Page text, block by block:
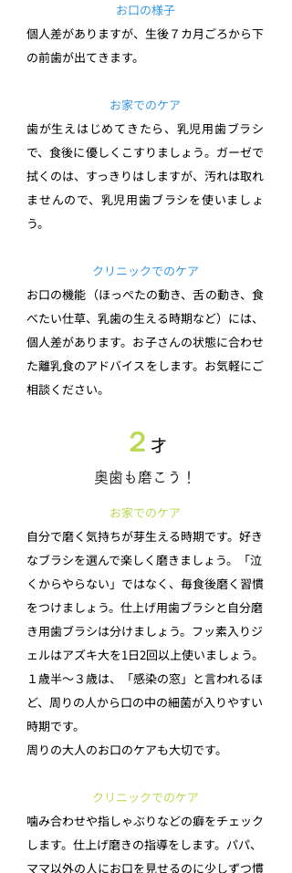
お口の様子
個人差がありますが、生後７カ月ごろから下
の前歯が出てきます。
お家でのケア
歯が生えはじめてきたら、乳児用歯ブラシ
で、食後に優しくこすりましょう。ガーゼで
拭くのは、すっきりはしますが、汚れは取れ
ませんので、乳児用歯ブラシを使いましょ
う。
クリニックでのケア
お口の機能（ほっぺたの動き、舌の動き、食
べたい仕草、乳歯の生える時期など）には、
個人差があります。お子さんの状態に合わせ
た離乳食のアドバイスをします。お気軽にご
相談ください。
２ 才
奥歯も磨こう！
お家でのケア
自分で磨く気持ちが芽生える時期です。好き
なブラシを選んで楽しく磨きましょう。「泣
くからやらない」ではなく、毎食後磨く習慣
をつけましょう。仕上げ用歯ブラシと自分磨
き用歯ブラシは分けましょう。フッ素入りジ
ェルはアズキ大を1日2回以上使いましょう。
１歳半～３歳は、「感染の窓」と言われるほ
ど、周りの人から口の中の細菌が入りやすい
時期です。
周りの大人のお口のケアも大切です。
クリニックでのケア
噛み合わせや指しゃぶりなどの癖をチェック
します。仕上げ磨きの指導をします。パパ、
ママ以外の人にお口を見せるのに少しずつ慣